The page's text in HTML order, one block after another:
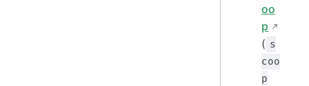
oo
p
( s
coo
p